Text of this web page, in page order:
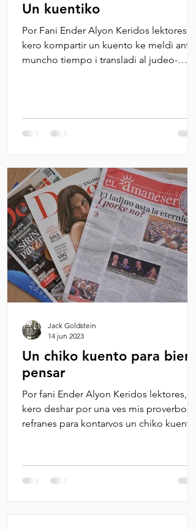
Un kuentiko
Por Fani Ender Alyon Keridos lektores,
kero kompartir un kuento ke meldi antes
muncho tiempo i transladi al judeo-
Un chiko kuento para bien
pensar
Por fani Ender Alyon Keridos lektores, oy
kero deshar por una ves mis proverbos i
refranes para kontarvos un chiko kuento
Jack Goldstein
14 jun 2023